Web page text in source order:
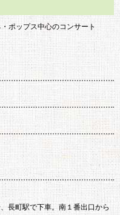
ポップス中心のコンサート
長町駅で下車。南１番出口から